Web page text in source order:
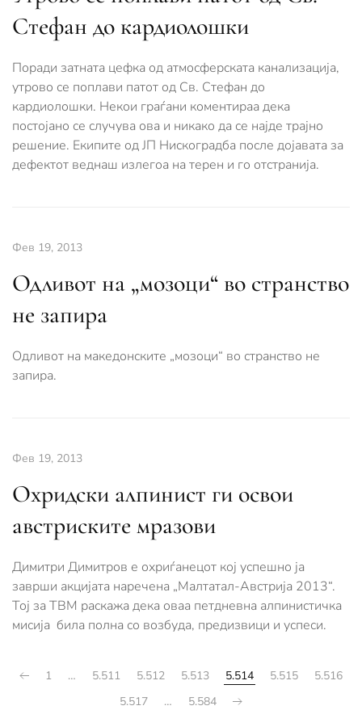
Стефан до кардиолошки
Поради затната цефка од атмосферската канализација,
утрово се поплави патот од Св. Стефан до
кардиолошки. Некои граѓани коментираа дека
постојано се случува ова и никако да се најде трајно
решение. Екипите од ЈП Нискоградба после дојавата за
дефектот веднаш излегоа на терен и го отстранија.
Фев 19, 2013
Одливот на „мозоци“ во странство
не запира
Одливот на македонските „мозоци“ во странство не
запира.
Фев 19, 2013
Охридски алпинист ги освои
австриските мразови
Димитри Димитров е охриѓанецот кој успешно ја
заврши акцијата наречена „Малтатал-Австрија 2013“.
Тој за ТВМ раскажа дека оваа петдневна алпинистичка
мисија била полна со возбуда, предизвици и успеси.
1 … 5.511 5.512 5.513 5.514 5.515
5.516
5.517
… 5.584